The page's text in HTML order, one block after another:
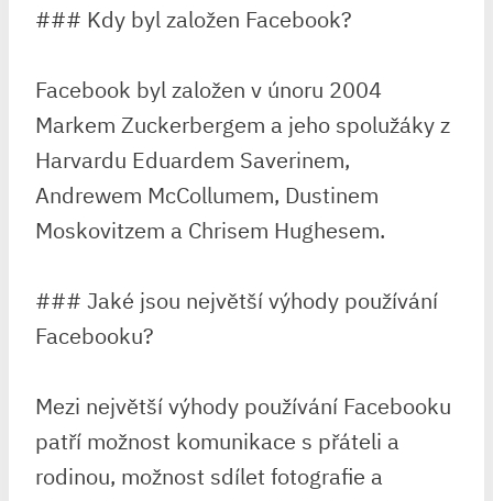
### Kdy byl založen Facebook?
Facebook byl založen v únoru 2004
Markem Zuckerbergem a jeho spolužáky z
Harvardu Eduardem Saverinem,
Andrewem McCollumem, Dustinem
Moskovitzem a Chrisem Hughesem.
### Jaké jsou největší výhody používání
Facebooku?
Mezi největší výhody používání Facebooku
patří možnost komunikace s přáteli a
rodinou, možnost sdílet fotografie a